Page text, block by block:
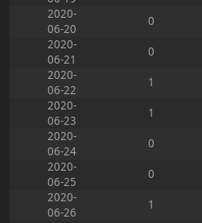
2020-
06-20
0
2020-
06-21
0
2020-
06-22
1
2020-
06-23
1
2020-
06-24
0
2020-
06-25
0
2020-
06-26
1